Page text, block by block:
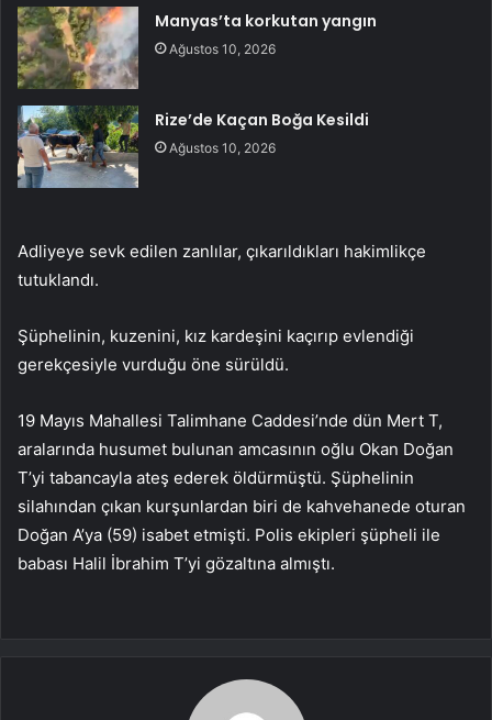
Manyas’ta korkutan yangın
Ağustos 10, 2026
Rize’de Kaçan Boğa Kesildi
Ağustos 10, 2026
Adliyeye sevk edilen zanlılar, çıkarıldıkları hakimlikçe
tutuklandı.
Şüphelinin, kuzenini, kız kardeşini kaçırıp evlendiği
gerekçesiyle vurduğu öne sürüldü.
19 Mayıs Mahallesi Talimhane Caddesi’nde dün Mert T,
aralarında husumet bulunan amcasının oğlu Okan Doğan
T’yi tabancayla ateş ederek öldürmüştü. Şüphelinin
silahından çıkan kurşunlardan biri de kahvehanede oturan
Doğan A’ya (59) isabet etmişti. Polis ekipleri şüpheli ile
babası Halil İbrahim T’yi gözaltına almıştı.